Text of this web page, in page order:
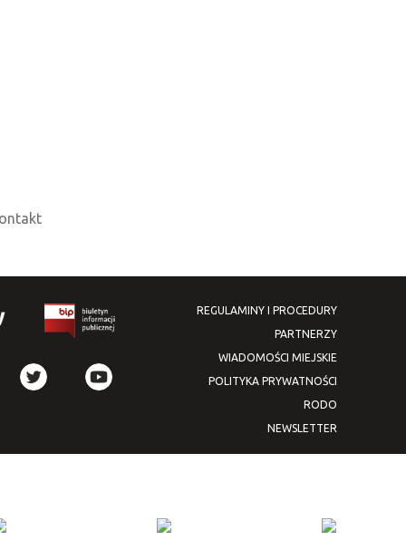
REGULAMINY I PROCEDURY
PARTNERZY
WIADOMOŚCI MIEJSKIE
POLITYKA PRYWATNOŚCI
RODO
NEWSLETTER